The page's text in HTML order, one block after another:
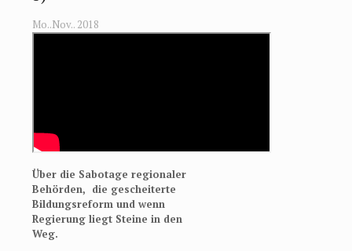
Mo..Nov.. 2018
Über die Sabotage regionaler
Behörden, die gescheiterte
Bildungsreform und wenn
Regierung liegt Steine in den
Weg.